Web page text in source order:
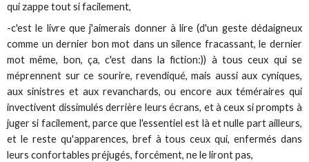
qui zappe tout si facilement,
-c'est le livre que j'aimerais donner à lire (d'un geste dédaigneux
comme un dernier bon mot dans un silence fracassant, le dernier
mot même, bon, ça, c'est dans la fiction:)) à tous ceux qui se
méprennent sur ce sourire, revendiqué, mais aussi aux cyniques,
aux sinistres et aux revanchards, ou encore aux téméraires qui
invectivent dissimulés derrière leurs écrans, et à ceux si prompts à
juger si facilement, parce que l'essentiel est là et nulle part ailleurs,
et le reste qu'apparences, bref à tous ceux qui, enfermés dans
leurs confortables préjugés, forcément, ne le liront pas,